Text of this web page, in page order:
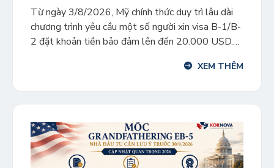
Từ ngày 3/8/2026, Mỹ chính thức duy trì lâu dài
chương trình yêu cầu một số người xin visa B-1/B-
2 đặt khoản tiền bảo đảm lên đến 20.000 USD.
công tác, du lịch, thăm thân hoặc điều trị y tế ngắn
XEM THÊM